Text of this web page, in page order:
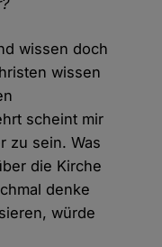
wissen doch
wissen
scheint mir
zu sein. Was
die Kirche
denke
würde